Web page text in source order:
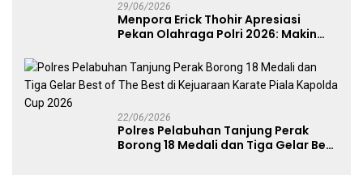
29/06/2026
Menpora Erick Thohir Apresiasi
Pekan Olahraga Polri 2026: Makin
untuk Bangsa
22/06/2026
Polres Pelabuhan Tanjung Perak
Borong 18 Medali dan Tiga Gelar Best